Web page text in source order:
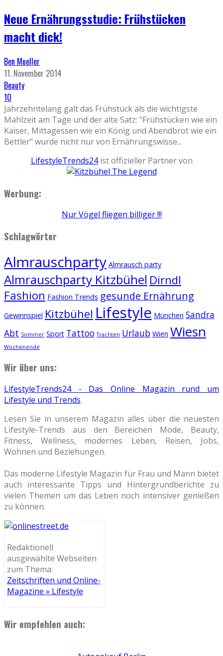
Neue Ernährungsstudie: Frühstücken
macht dick!
Ben Mueller
11. November 2014
Beauty
10
Jahrzehntelang galt das Frühstück als die wichtigste
Mahlzeit am Tage und der alte Satz: "Frühstücken wie ein
Kaiser, Mittagessen wie ein König und Abendbrot wie ein
Bettler" wurde nicht nur von Ernährungswisse...
LifestyleTrends24ist offizieller Partner von
Werbung:
Nur Vögel fliegen billiger !!!
Schlagwörter
Almrauschparty Almrausch party
Almrauschparty Kitzbühel Dirndl
Fashion Fashion Trends gesunde Ernährung
Gewinnspiel Kitzbühel Lifestyle München Sandra
Abt Sommer Sport Tattoo Trachten Urlaub Wien Wiesn
Wochenende
Wir über uns:
LifestyleTrends24 - Das Online Magazin rund um
Lifestyle und Trends
Lesen Sie in unserem Magazin alles über die neuesten
Lifestyle-Trends aus den Bereichen Mode, Beauty,
Fitness, Wellness, modernes Leben, Reisen, Jobs,
Wohnen und Beziehungen.
Das moderne Lifestyle Magazin für Frau und Mann bietet
auch interessante Tipps und Hintergrundberichte zu
vielen Themen um das Leben noch intensiver genießen
zu können.
Redaktionell
ausgewählte Webseiten
zum Thema:
Zeitschriften und Online-
Magazine » Lifestyle
Wir empfehlen auch: